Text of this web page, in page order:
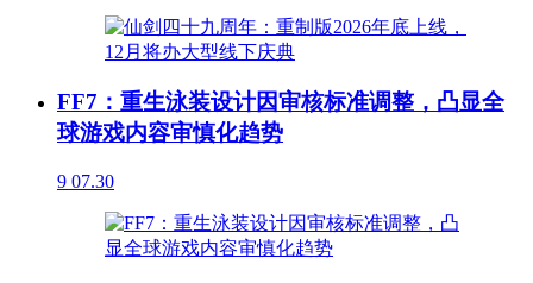
FF7：重生泳装设计因审核标准调整，凸显全
球游戏内容审慎化趋势
9 07.30